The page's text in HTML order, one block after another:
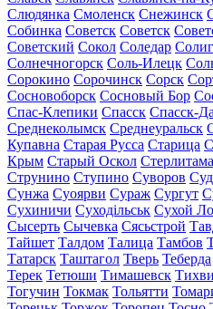
Слюдянка Смоленск Снежинск
Собинка Советск Советск
Советский Сокол Соледар
Солнечногорск Соль-Илецк
Сорокино Сорочинск Сорск
Сосновоборск Сосновый Бор
Спас-Клепики Спасск Спасск-
Среднеколымск Среднеуральск
Купавна Старая Русса Старица
Крым Старый Оскол
Струнино Ступино Суворов
Сунжа Суоярви Сураж Сургут
Сухиничи Суходільськ Сухой
Сысерть Сычевка Сясьстрой
Тайшет Талдом Талица Тамбов
Татарск Таштагол Тверь Теберда
Терек Тетюши Тимашевск
Тогучин Токмак Тольятти